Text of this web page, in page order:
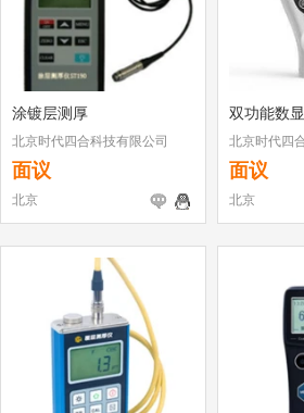
涂镀层测厚
北京时代四合科技有限公司
面议
北京
双功能数显
北京时代四
面议
北京